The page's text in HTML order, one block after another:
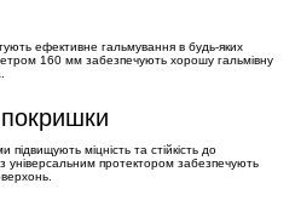
ефективне гальмування в будь-яких
160 мм забезпечують хорошу гальмівну
підвищують міцність та стійкість до
протектором забезпечують